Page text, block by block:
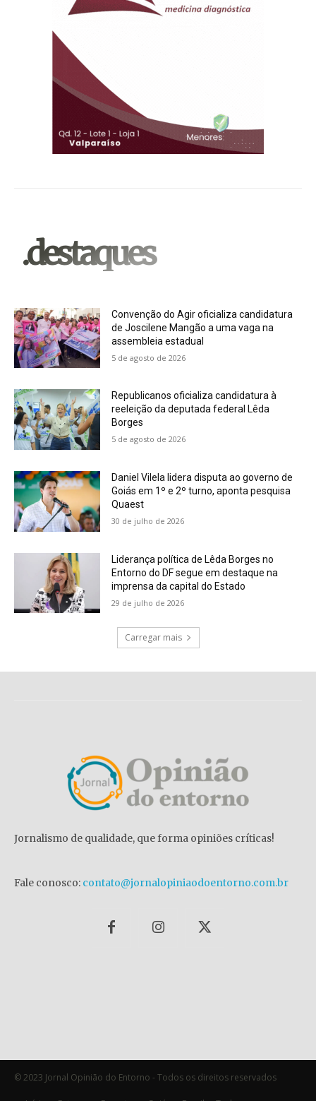
.destaques
Convenção do Agir oficializa candidatura
de Joscilene Mangão a uma vaga na
assembleia estadual
5 de agosto de 2026
Republicanos oficializa candidatura à
reeleição da deputada federal Lêda
Borges
5 de agosto de 2026
Daniel Vilela lidera disputa ao governo de
Goiás em 1º e 2º turno, aponta pesquisa
Quaest
30 de julho de 2026
Liderança política de Lêda Borges no
Entorno do DF segue em destaque na
imprensa da capital do Estado
29 de julho de 2026
Carregar mais
Jornalismo de qualidade, que forma opiniões críticas!
Fale conosco: contato@jornalopiniaodoentorno.com.br
© 2023 Jornal Opinião do Entorno - Todos os direitos reservados